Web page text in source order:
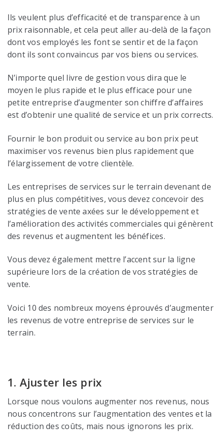
Ils veulent plus d’efficacité et de transparence à un
prix raisonnable, et cela peut aller au-delà de la façon
dont vos employés les font se sentir et de la façon
dont ils sont convaincus par vos biens ou services.
N’importe quel livre de gestion vous dira que le
moyen le plus rapide et le plus efficace pour une
petite entreprise d’augmenter son chiffre d’affaires
est d’obtenir une qualité de service et un prix corrects.
Fournir le bon produit ou service au bon prix peut
maximiser vos revenus bien plus rapidement que
l’élargissement de votre clientèle.
Les entreprises de services sur le terrain devenant de
plus en plus compétitives, vous devez concevoir des
stratégies de vente axées sur le développement et
l’amélioration des activités commerciales qui génèrent
des revenus et augmentent les bénéfices.
Vous devez également mettre l’accent sur la ligne
supérieure lors de la création de vos stratégies de
vente.
Voici 10 des nombreux moyens éprouvés d’augmenter
les revenus de votre entreprise de services sur le
terrain.
1. Ajuster les prix
Lorsque nous voulons augmenter nos revenus, nous
nous concentrons sur l’augmentation des ventes et la
réduction des coûts, mais nous ignorons les prix.